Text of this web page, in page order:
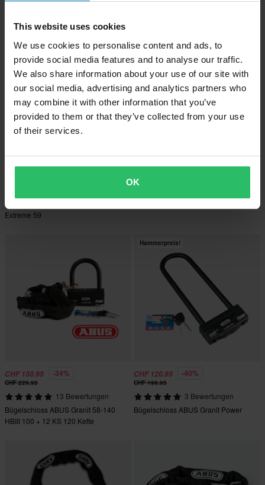
This website uses cookies
We use cookies to personalise content and ads, to
provide social media features and to analyse our traffic.
We also share information about your use of our site with
our social media, advertising and analytics partners who
may combine it with other information that you’ve
provided to them or that they’ve collected from your use
of their services.
OK
CHF 164.95 -25%
Bügelschloss ABUS GRANIT™
Extreme 59
CHF 89.95 -28%
Plus
CHF 150.95 -34%
CHF 229.95
13 Bewertungen
Bügelschloss ABUS Granit 58-140
HBIII 100 + 12 KS 120 Kette
Hammerpreis!
CHF 120.95 -40%
CHF 199.95
3 Bewertungen
Bügelschloss ABUS Granit Power